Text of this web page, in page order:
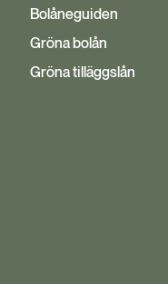
Bolåneguiden
Gröna bolån
Gröna tilläggslån